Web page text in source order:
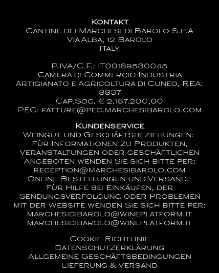
Kontakt
Cantine dei Marchesi di Barolo S.p.A
Via Alba, 12 Barolo
ITaly
P.IVA/C.F.: IT00169530045
Camera di Commercio Industria
Artigianato e Agricoltura di Cuneo, REA:
8837
Cap.Soc. € 2.167.200,00
PEC: fatture@pec.marchesibarolo.com
Kundenservice
Weingut und Geschäftsbeziehungen:
Für Informationen zu Produkten,
Veranstaltungen oder geschäftlichen
Angeboten wenden Sie sich bitte per:
reception@marchesibarolo.com
Online-Bestellungen und Versand:
Für Hilfe bei Einkäufen, der
Sendungsverfolgung oder Problemen
mit der Website wenden Sie sich bitte per:
marchesidibarolo@wineplatform.it
marchesidibarolo@wineplatform.it
Cookie-Richtlinie
Datenschutzerklärung
Allgemeine Geschäftsbedingungen
Lieferung & Versand